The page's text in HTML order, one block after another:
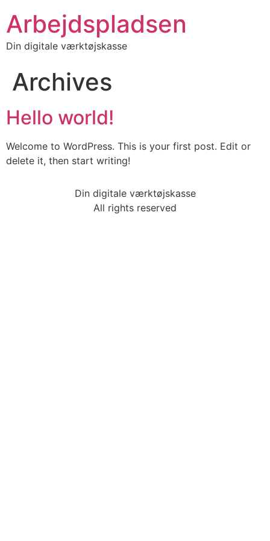
Arbejdspladsen
Din digitale værktøjskasse
Archives
Hello world!
Welcome to WordPress. This is your first post. Edit or
delete it, then start writing!
Din digitale værktøjskasse
All rights reserved